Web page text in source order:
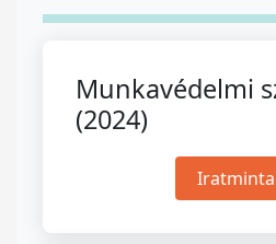
Munkavédelmi
(2024)